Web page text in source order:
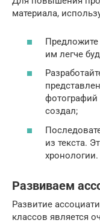
материала,
Предложите
им легче
фотографий
создал;
из текста.
хронологии.
Развиваем
Развитие
классов является